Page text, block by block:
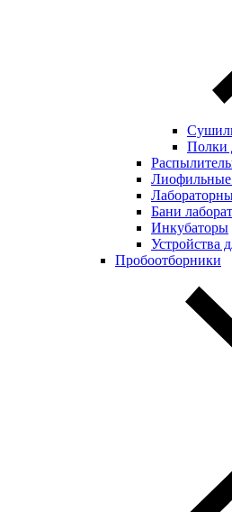
Полки
Бани
Инкубаторы
Устройства
Пробоотборники